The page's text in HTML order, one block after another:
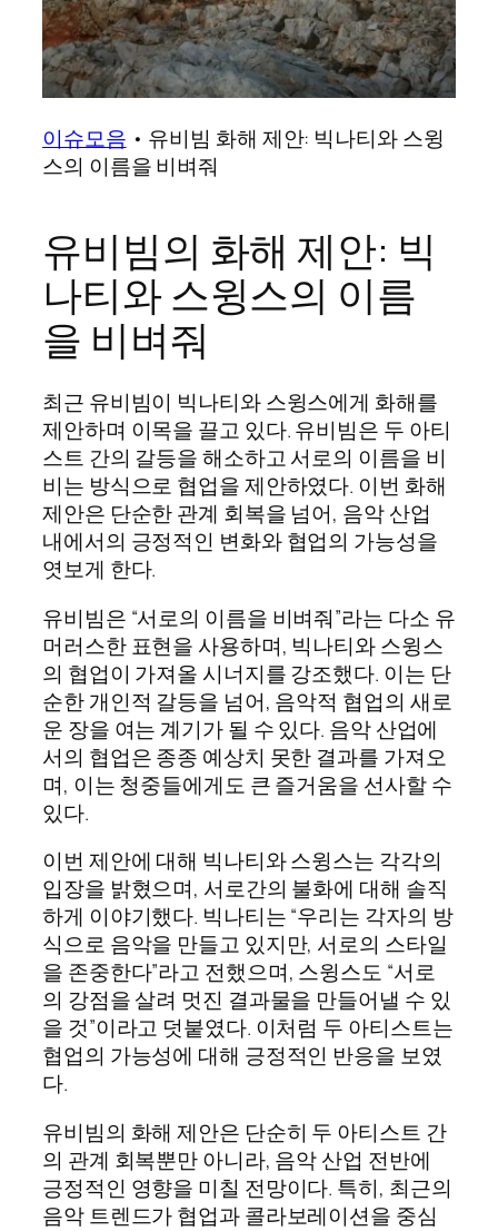
이슈모음 • 유비빔 화해 제안: 빅나티와 스윙
스의 이름을 비벼줘
유비빔의 화해 제안: 빅
나티와 스윙스의 이름
을 비벼줘
최근 유비빔이 빅나티와 스윙스에게 화해를
제안하며 이목을 끌고 있다. 유비빔은 두 아티
스트 간의 갈등을 해소하고 서로의 이름을 비
비는 방식으로 협업을 제안하였다. 이번 화해
제안은 단순한 관계 회복을 넘어, 음악 산업
내에서의 긍정적인 변화와 협업의 가능성을
엿보게 한다.
유비빔은 “서로의 이름을 비벼줘”라는 다소 유
머러스한 표현을 사용하며, 빅나티와 스윙스
의 협업이 가져올 시너지를 강조했다. 이는 단
순한 개인적 갈등을 넘어, 음악적 협업의 새로
운 장을 여는 계기가 될 수 있다. 음악 산업에
서의 협업은 종종 예상치 못한 결과를 가져오
며, 이는 청중들에게도 큰 즐거움을 선사할 수
있다.
이번 제안에 대해 빅나티와 스윙스는 각각의
입장을 밝혔으며, 서로간의 불화에 대해 솔직
하게 이야기했다. 빅나티는 “우리는 각자의 방
식으로 음악을 만들고 있지만, 서로의 스타일
을 존중한다”라고 전했으며, 스윙스도 “서로
의 강점을 살려 멋진 결과물을 만들어낼 수 있
을 것”이라고 덧붙였다. 이처럼 두 아티스트는
협업의 가능성에 대해 긍정적인 반응을 보였
다.
유비빔의 화해 제안은 단순히 두 아티스트 간
의 관계 회복뿐만 아니라, 음악 산업 전반에
긍정적인 영향을 미칠 전망이다. 특히, 최근의
음악 트렌드가 협업과 콜라보레이션을 중심